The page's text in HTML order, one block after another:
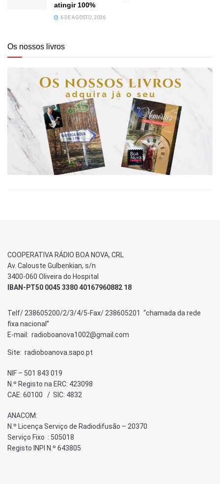
atingir 100%
6 DE AGOSTO, 2026
Os nossos livros
COOPERATIVA RÁDIO BOA NOVA, CRL
Av. Calouste Gulbenkian, s/n
3400-060 Oliveira do Hospital
IBAN-PT50 0045 3380 40167960882 18
Telf/ 238605200/2/3/4/5-Fax/ 238605201 “chamada da rede
fixa nacional”
E-mail: radioboanova1002@gmail.com
Site: radioboanova.sapo.pt
NIF – 501 843 019
N.º Registo na ERC: 423098
CAE: 60100 / SIC: 4832
ANACOM:
N.º Licença Serviço de Radiodifusão – 20370
Serviço Fixo : 505018
Registo INPI N.º 643805